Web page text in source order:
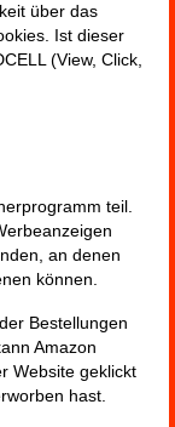
über das
Ist dieser
(View, Click,
teil.
an denen
können.
Bestellungen
Amazon
Website geklickt
hast.